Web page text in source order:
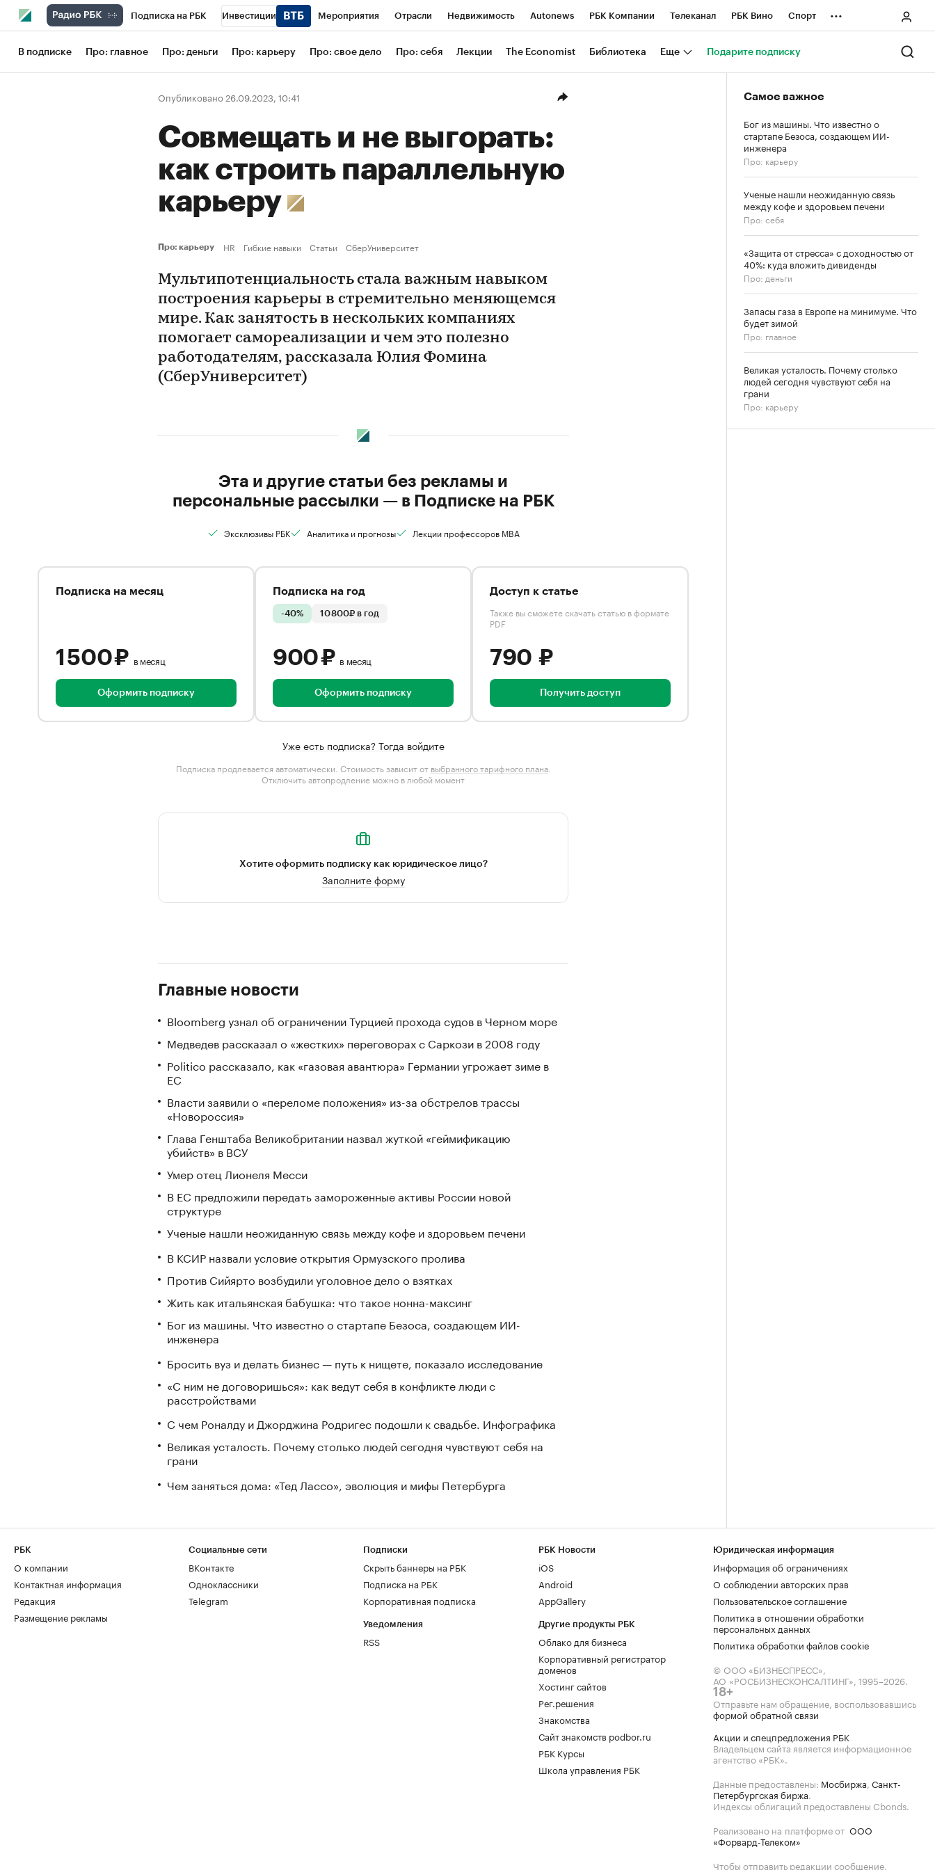
Подписка на РБК Инвестиции Мероприятия Отрасли Недвижимость Autonews РБК Компании Телеканал РБК Вино Спорт
Школа управления РБК РБК Образование РБК Life Тренды Визионеры Национальные проекты Город
Рынок наличной валюты
...
В подписке Про: главное Про: деньги Про: карьеру Про: свое дело Про: себя Лекции The Economist Библиотека Еще Подарите подписку
Опубликовано 26.09.2023, 10:41
Совмещать и не выгорать:
как строить параллельную
карьеру
Про: карьеру HR Гибкие навыки Статьи СберУниверситет
Мультипотенциальность стала важным навыком
построения карьеры в стремительно меняющемся
мире. Как занятость в нескольких компаниях
помогает самореализации и чем это полезно
работодателям, рассказала Юлия Фомина
(СберУниверситет)
Эта и другие статьи без рекламы и
персональные рассылки — в Подписке на РБК
Эксклюзивы РБК Аналитика и прогнозы Лекции профессоров MBA
Подписка на месяц
1 500 ₽ в месяц
Оформить подписку
Подписка на год
-40% 10 800₽ в год
900 ₽ в месяц
Оформить подписку
Доступ к статье
Также вы сможете скачать статью в формате
PDF
790 ₽
Получить доступ
Уже есть подписка? Тогда войдите
Подписка продлевается автоматически. Стоимость зависит от выбранного тарифного плана.
Отключить автопродление можно в любой момент
Хотите оформить подписку как юридическое лицо?
Заполните форму
Главные новости
Bloomberg узнал об ограничении Турцией прохода судов в Черном море
Медведев рассказал о «жестких» переговорах с Саркози в 2008 году
Politico рассказало, как «газовая авантюра» Германии угрожает зиме в
ЕС
Власти заявили о «переломе положения» из-за обстрелов трассы
«Новороссия»
Глава Генштаба Великобритании назвал жуткой «геймификацию
убийств» в ВСУ
Умер отец Лионеля Месси
В ЕС предложили передать замороженные активы России новой
структуре
Ученые нашли неожиданную связь между кофе и здоровьем печени
В КСИР назвали условие открытия Ормузского пролива
Против Сийярто возбудили уголовное дело о взятках
Жить как итальянская бабушка: что такое нонна-максинг
Бог из машины. Что известно о стартапе Безоса, создающем ИИ-
инженера
Бросить вуз и делать бизнес — путь к нищете, показало исследование
«С ним не договоришься»: как ведут себя в конфликте люди с
расстройствами
С чем Роналду и Джорджина Родригес подошли к свадьбе. Инфографика
Великая усталость. Почему столько людей сегодня чувствуют себя на
грани
Чем заняться дома: «Тед Лассо», эволюция и мифы Петербурга
Самое важное
Бог из машины. Что известно о
стартапе Безоса, создающем ИИ-
инженера
Про: карьеру
Ученые нашли неожиданную связь
между кофе и здоровьем печени
Про: себя
«Защита от стресса» с доходностью от
40%: куда вложить дивиденды
Про: деньги
Запасы газа в Европе на минимуме. Что
будет зимой
Про: главное
Великая усталость. Почему столько
людей сегодня чувствуют себя на
грани
Про: карьеру
РБК
О компании
Контактная информация
Редакция
Размещение рекламы
Социальные сети
ВКонтакте
Одноклассники
Telegram
Подписки
Скрыть баннеры на РБК
Подписка на РБК
Корпоративная подписка
Уведомления
RSS
РБК Новости
iOS
Android
AppGallery
Другие продукты РБК
Облако для бизнеса
Корпоративный регистратор
доменов
Хостинг сайтов
Рег.решения
Знакомства
Сайт знакомств podbor.ru
РБК Курсы
Школа управления РБК
Юридическая информация
Информация об ограничениях
О соблюдении авторских прав
Пользовательское соглашение
Политика в отношении обработки
персональных данных
Политика обработки файлов cookie
© ООО «БИЗНЕСПРЕСС»,
АО «РОСБИЗНЕСКОНСАЛТИНГ», 1995–2026.
18+
Отправьте нам обращение, воспользовавшись
формой обратной связи
Акции и спецпредложения РБК
Владельцем сайта является информационное
агентство «РБК».
Данные предоставлены: Мосбиржа, Санкт-
Петербургская биржа.
Индексы облигаций предоставлены Cbonds.
Реализовано на платформе от ООО
«Форвард-Телеком»
Чтобы отправить редакции сообщение,